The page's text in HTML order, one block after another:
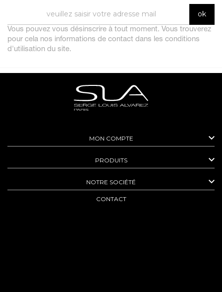
Vous pouvez vous désinscrire à tout moment. Vous trouverez
pour cela nos informations de contact dans les conditions
d'utilisation du site.
MON COMPTE 
PRODUITS 
NOTRE SOCIÉTÉ 
CONTACT